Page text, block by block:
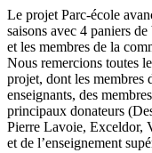
Le projet Parc-école
saisons avec 4 paniers
et les membres de la
Nous remercions toutes
projet, dont les membres
enseignants, des
principaux donateurs
Pierre Lavoie, Exceldor,
et de l’enseignement